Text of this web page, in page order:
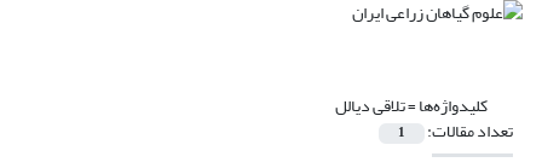
کلیدواژه‌ها =تلاقی دیالل
تعداد مقالات: 1